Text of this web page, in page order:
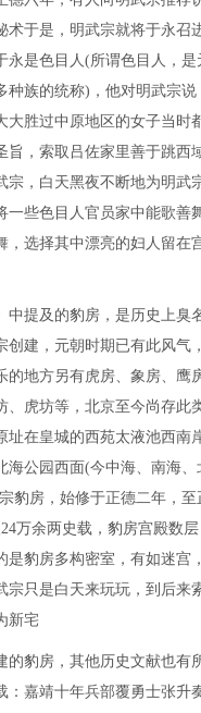
术于是，明武宗就将于永召
永是色目人(所谓色目人，是
种族的统称)，他对明武宗
大胜过中原地区的女子当时
旨，索取吕佐家里善于跳西
宗，白天黑夜不断地为明武
一些色目人官员家中能歌善
，选择其中漂亮的妇人留在
提及的豹房，是历史上臭
创建，元朝时期已有此风气
的地方另有虎房、象房、鹰
、虎坊等，北京至今尚存此
址在皇城的西苑太液池西南
海公园西面(今中海、南海
豹房，始修于正德二年，至
万余两史载，豹房宫殿数
是豹房多构密室，有如迷宫
宗只是白天来玩玩，到后来
新宅
豹房，其他历史文献也有
：嘉靖十年兵部覆勇士张升